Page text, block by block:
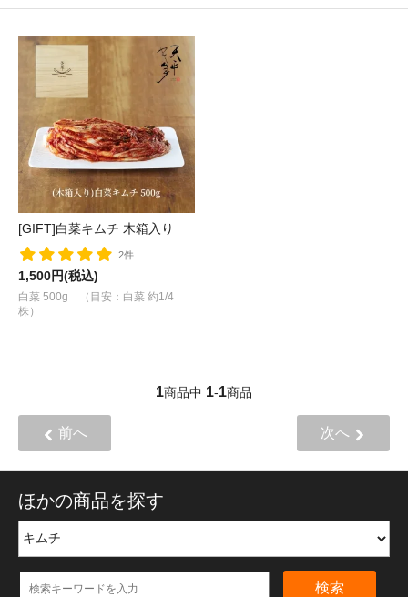
[GIFT]白菜キムチ 木箱入り
2件
1,500円(税込)
白菜 500g （目安：白菜 約1/4
株）
1商品中 1-1商品
前へ 次へ
ほかの商品を探す
検索